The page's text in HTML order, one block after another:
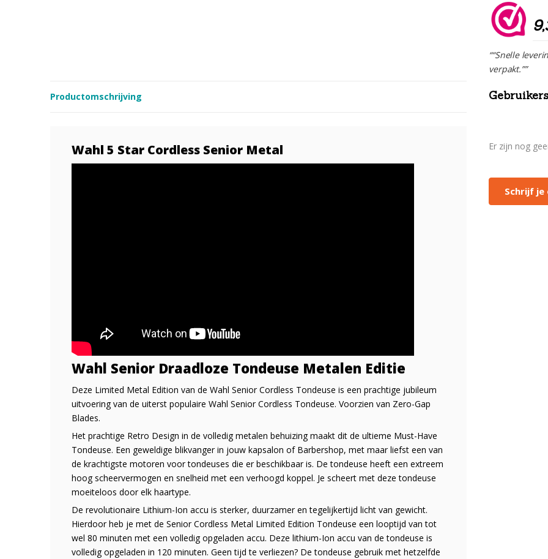
““Snelle
verpakt.””
Productomschrijving
Wahl 5 Star Cordless Senior Metal
Wahl Senior Draadloze Tondeuse Metalen Editie
Deze Limited Metal Edition van de Wahl Senior Cordless Tondeuse is een prachtige jubileum
uitvoering van de uiterst populaire Wahl Senior Cordless Tondeuse. Voorzien van Zero-Gap
Blades.
Het prachtige Retro Design in de volledig metalen behuizing maakt dit de ultieme Must-Have
Tondeuse. Een geweldige blikvanger in jouw kapsalon of Barbershop, met maar liefst een van
de krachtigste motoren voor tondeuses die er beschikbaar is. De tondeuse heeft een extreem
hoog scheervermogen en snelheid met een verhoogd koppel. Je scheert met deze tondeuse
moeiteloos door elk haartype.
De revolutionaire Lithium-Ion accu is sterker, duurzamer en tegelijkertijd licht van gewicht.
Hierdoor heb je met de Senior Cordless Metal Limited Edition Tondeuse een looptijd van tot
wel 80 minuten met een volledig opgeladen accu. Deze lithium-Ion accu van de tondeuse is
volledig opgeladen in 120 minuten. Geen tijd te verliezen? De tondeuse gebruik met hetzelfde
Er zijn nog
Schrijf